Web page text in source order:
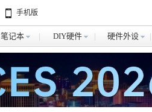
手机版
笔记本 DIY硬件 硬件外设